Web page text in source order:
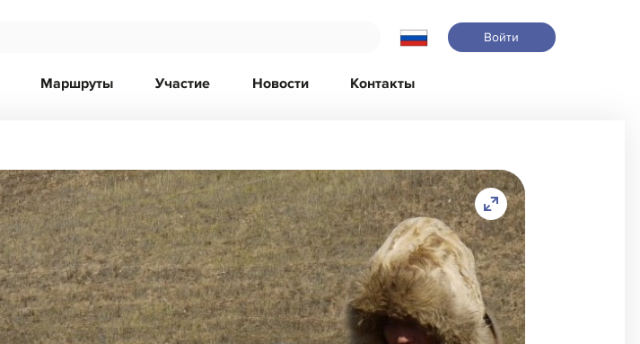
Войти
Маршруты Участие Новости Контакты